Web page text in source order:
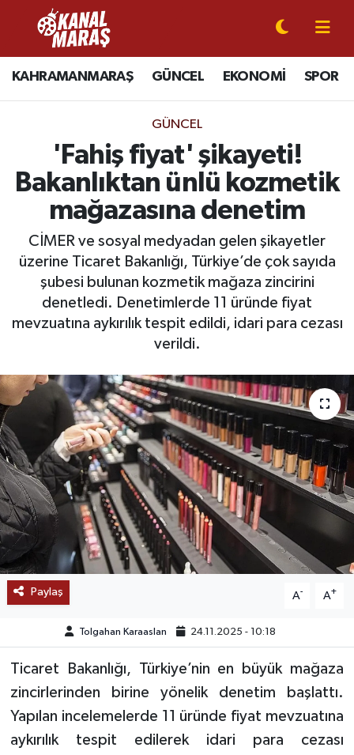
KAHRAMANMARAŞ GÜNCEL EKONOMİ SPOR
GÜNCEL
'Fahiş fiyat' şikayeti!
Bakanlıktan ünlü kozmetik
mağazasına denetim
CİMER ve sosyal medyadan gelen şikayetler
üzerine Ticaret Bakanlığı, Türkiye’de çok sayıda
şubesi bulunan kozmetik mağaza zincirini
denetledi. Denetimlerde 11 üründe fiyat
mevzuatına aykırılık tespit edildi, idari para cezası
verildi.
Paylaş A- A+
Tolgahan Karaaslan 24.11.2025 - 10:18
Ticaret Bakanlığı, Türkiye’nin en büyük mağaza
zincirlerinden birine yönelik denetim başlattı.
Yapılan incelemelerde 11 üründe fiyat mevzuatına
aykırılık tespit edilerek idari para cezası
CANLI YAYIN
KAHRAMANMARAŞ
SPOR
SİYASET
EKONOMİ
GÜNDEM
SAĞLIK
EĞİTİM
BÖLGE
KEŞFET
POPÜLER
DÜNYA
TREND
MEDYA
TEKNOLOJİ
Kahramanmaraş Nöbetçi Eczaneler
Kahramanmaraş Hava Durumu
Kahramanmaraş Namaz Vakitleri
Kahramanmaraş Trafik Yoğunluk Haritası
Süper Lig Puan Durumu ve Fikstür
Tüm Manşetler
Son Dakika Haberleri